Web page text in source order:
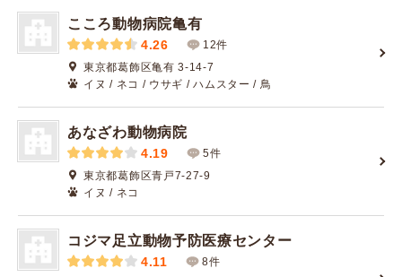
こころ動物病院亀有
4.26
12件
東京都葛飾区亀有 3-14-7
イヌ / ネコ / ウサギ / ハムスター / 鳥
あなざわ動物病院
4.19
5件
東京都葛飾区青戸7-27-9
イヌ / ネコ
コジマ足立動物予防医療センター
4.11
8件